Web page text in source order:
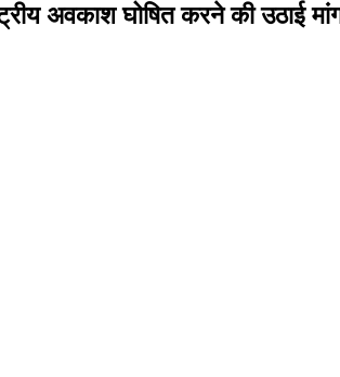
अवकाश घोषित करने की उठाई